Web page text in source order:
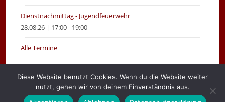
Dienstnachmittag - Jugendfeuerwehr
28.08.26 | 17:00 - 19:00
Alle Termine
Gemeinde Moormerland Impressum Login
Diese Website benutzt Cookies. Wenn du die Website weiter
nutzt, gehen wir von deinem Einverständnis aus.